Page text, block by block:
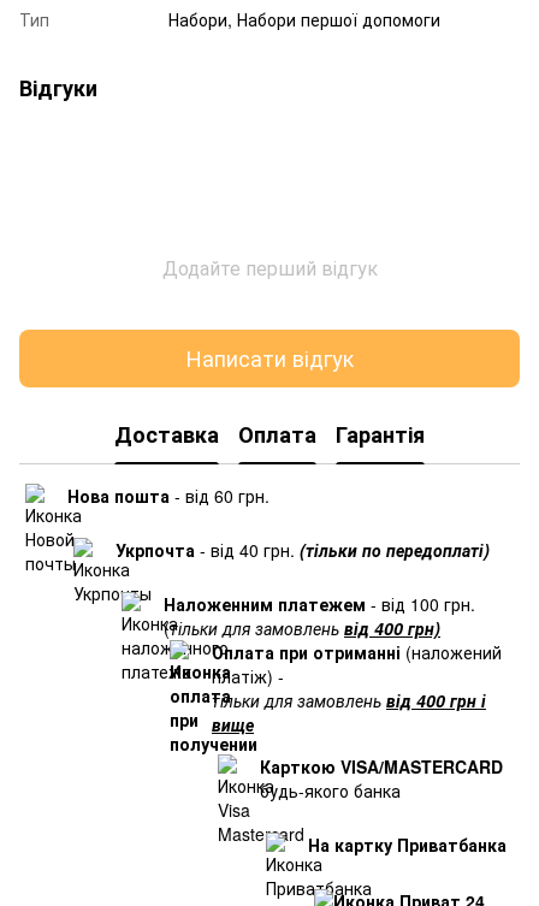
Тип
Набори, Набори першої допомоги
Відгуки
Додайте перший відгук
Написати відгук
Доставка Оплата Гарантія
Нова пошта - від 60 грн.
Укрпочта - від 40 грн. (тільки по передоплаті)
Наложенним платежем - від 100 грн.
(тільки для замовлень від 400 грн)
Оплата при отриманні (наложений
платіж) -
тільки для замовлень від 400 грн і
вище
Карткою VISA/MASTERCARD
будь-якого банка
На картку Приватбанка